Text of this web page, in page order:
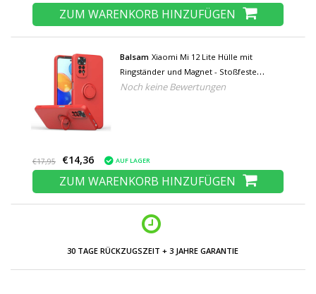
ZUM WARENKORB HINZUFÜGEN
Balsam Xiaomi Mi 12 Lite Hülle mit
Ringständer und Magnet - Stoßfeste
Schutzhülle Rot
Noch keine Bewertungen
€17,95 €14,36 AUF LAGER
ZUM WARENKORB HINZUFÜGEN
30 TAGE RÜCKZUGSZEIT + 3 JAHRE GARANTIE